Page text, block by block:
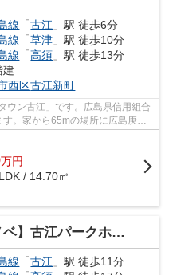
線 「古江 」駅 徒歩6分
線 「草津 」駅 徒歩10分
線 「高須 」駅 徒歩13分
建
西区古江新町
ウン古江」です。広島県信用組合
。家から65mの場所に広島庚午
万円
/ 14.70㎡
】古江パークホームズ
線 「古江 」駅 徒歩11分